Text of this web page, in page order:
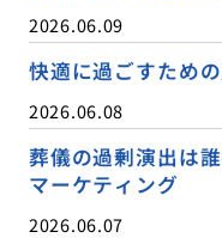
2026.06.09
快適に過ごすため
2026.06.08
葬儀の過剰演出は
マーケティング
2026.06.07